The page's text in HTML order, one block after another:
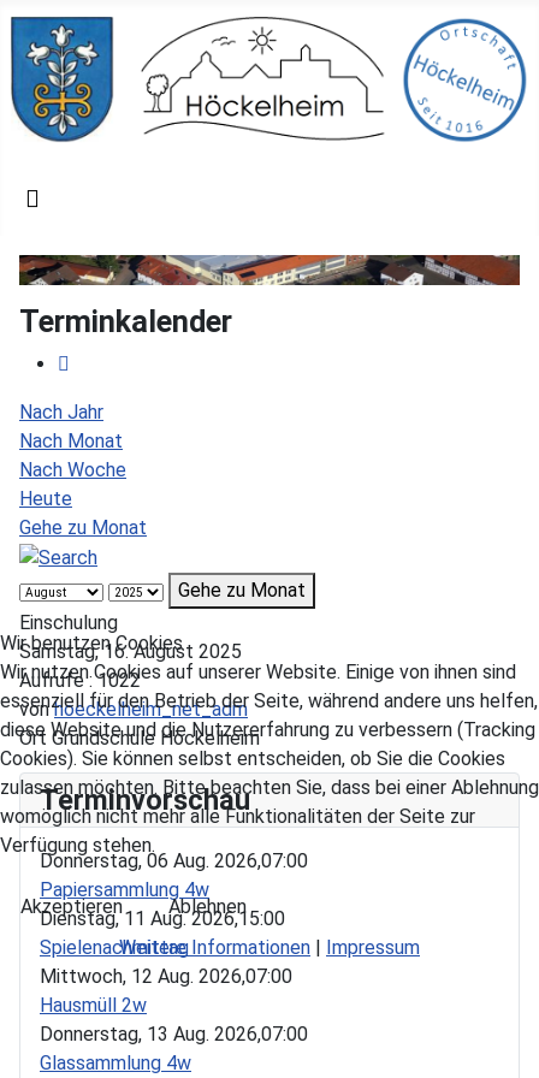
Terminkalender
Nach Jahr
Nach Monat
Nach Woche
Heute
Gehe zu Monat
Gehe zu Monat
Einschulung
Samstag, 16. August 2025
Aufrufe: 1022
vonhoeckelheim_net_adm
Ort Grundschule Höckelheim
Terminvorschau
Donnerstag, 06 Aug. 2026,07:00
Papiersammlung 4w
Dienstag, 11 Aug. 2026,15:00
Spielenachmittag
Mittwoch, 12 Aug. 2026,07:00
Hausmüll 2w
Donnerstag, 13 Aug. 2026,07:00
Glassammlung 4w
Wir benutzen Cookies
Wir nutzen Cookies auf unserer Website. Einige von ihnen sind
essenziell für den Betrieb der Seite, während andere uns helfen,
diese Website und die Nutzererfahrung zu verbessern (Tracking
Cookies). Sie können selbst entscheiden, ob Sie die Cookies
zulassen möchten. Bitte beachten Sie, dass bei einer Ablehnung
womöglich nicht mehr alle Funktionalitäten der Seite zur
Verfügung stehen.
Akzeptieren
Ablehnen
Weitere Informationen | Impressum